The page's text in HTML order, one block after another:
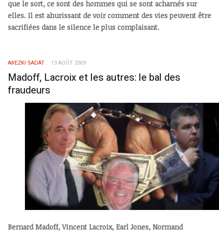
que le sort, ce sont des hommes qui se sont acharnés sur
elles. Il est ahurissant de voir comment des vies peuvent être
sacrifiées dans le silence le plus complaisant.
AREZKI SADAT 13 AOÛT 2009
Madoff, Lacroix et les autres: le bal des
fraudeurs
Bernard Madoff, Vincent Lacroix, Earl Jones, Normand